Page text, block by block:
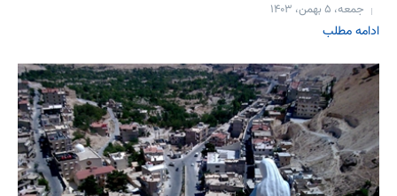
جمعه، ۵ بهمن، ۱۴۰۳
ادامه مطلب